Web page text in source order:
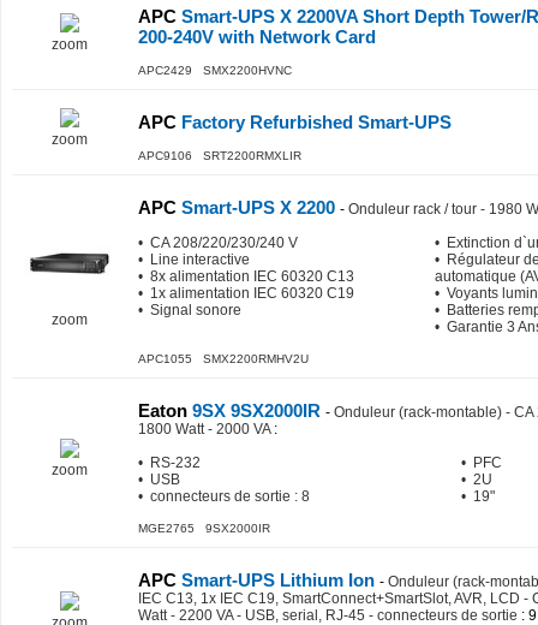
zoom
APC Smart-UPS X 2200VA Short Depth Tower/
200-240V with Network Card
APC2429 SMX2200HVNC
zoom
APC Factory Refurbished Smart-UPS
APC9106 SRT2200RMXLIR
zoom
APC Smart-UPS X 2200 - Onduleur rack / tour - 1980
• CA 208/220/230/240 V
• Line interactive
• 8x alimentation IEC 60320 C13
• 1x alimentation IEC 60320 C19
• Signal sonore
• Extinction
• Régulateur
automatique
• Voyants
• Batteries
• Garantie 3
APC1055 SMX2200RMHV2U
zoom
Eaton 9SX 9SX2000IR - Onduleur (rack-montable) -
1800 Watt - 2000 VA:
• RS-232
• USB
• connecteurs de sortie : 8
• PFC
• 2U
• 19"
MGE2765 9SX2000IR
APC Smart-UPS Lithium Ion - Onduleur (rack-
IEC C13, 1x IEC C19, SmartConnect+SmartSlot, AVR, LCD -
Watt - 2200 VA - USB, serial, RJ-45 - connecteurs de sortie :